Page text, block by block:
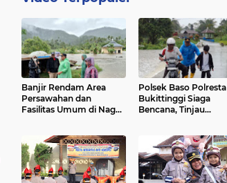
Banjir Rendam Area
Persawahan dan
Fasilitas Umum di Nagari
Polsek Baso Polresta
Bukittinggi Siaga
Bencana, Tinjau